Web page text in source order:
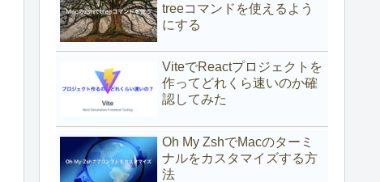
treeコマンドを使えるよう
にする
ViteでReactプロジェクトを
作ってどれくら速いのか確
認してみた
Oh My ZshでMacのターミ
ナルをカスタマイズする方
法